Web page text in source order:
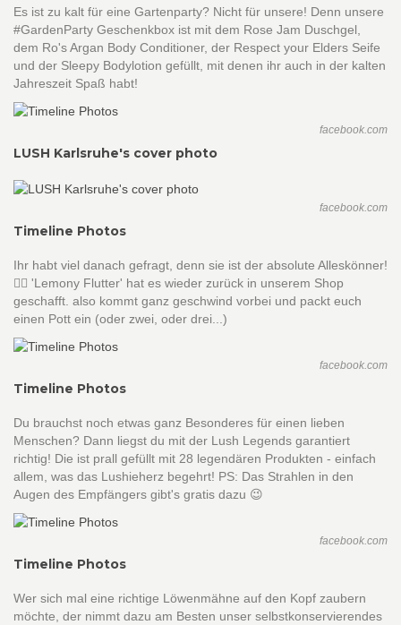
Es ist zu kalt für eine Gartenparty? Nicht für unsere! Denn unsere
#GardenParty Geschenkbox ist mit dem Rose Jam Duschgel,
dem Ro's Argan Body Conditioner, der Respect your Elders Seife
und der Sleepy Bodylotion gefüllt, mit denen ihr auch in der kalten
Jahreszeit Spaß habt!
facebook.com
LUSH Karlsruhe's cover photo
facebook.com
Timeline Photos
Ihr habt viel danach gefragt, denn sie ist der absolute Alleskönner!
👍🏼 'Lemony Flutter' hat es wieder zurück in unserem Shop
geschafft. also kommt ganz geschwind vorbei und packt euch
einen Pott ein (oder zwei, oder drei...)
facebook.com
Timeline Photos
Du brauchst noch etwas ganz Besonderes für einen lieben
Menschen? Dann liegst du mit der Lush Legends garantiert
richtig! Die ist prall gefüllt mit 28 legendären Produkten - einfach
allem, was das Lushieherz begehrt! PS: Das Strahlen in den
Augen des Empfängers gibt's gratis dazu 😉
facebook.com
Timeline Photos
Wer sich mal eine richtige Löwenmähne auf den Kopf zaubern
möchte, der nimmt dazu am Besten unser selbstkonservierendes